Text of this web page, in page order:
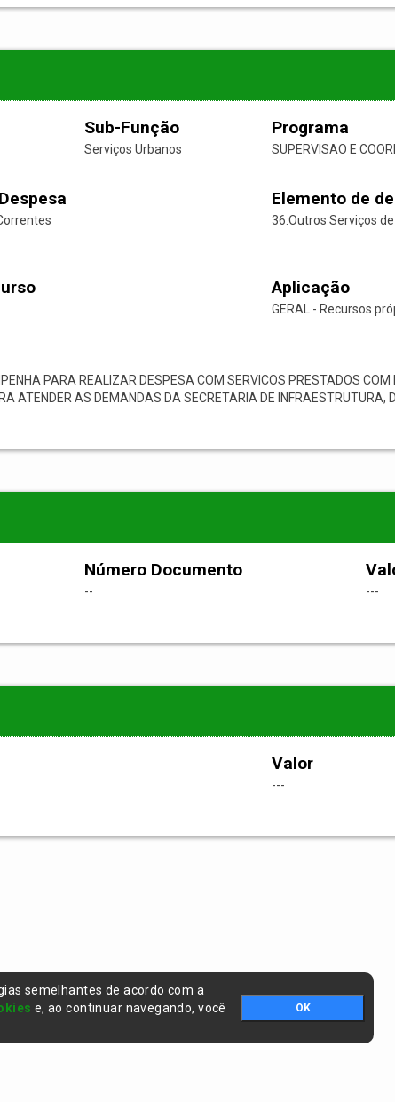
Sub-Função
Serviços Urbanos
Programa
SUPERVISAO E
Elemento de
36:Outros Serviços
Aplicação
GERAL - Recursos
PARA REALIZAR DESPESA COM SERVICOS PRESTADOS COM
ATENDER AS DEMANDAS DA SECRETARIA DE INFRAESTRUTURA,
Número Documento
-- ---
Valor
---
semelhantes de acordo com a
e, ao continuar navegando, você
OK